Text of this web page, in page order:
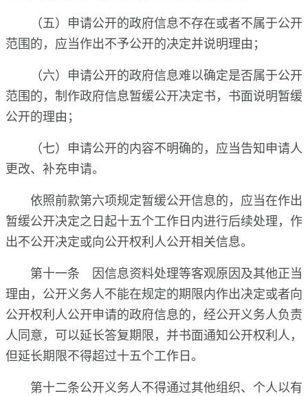
（五）申请公开的政府信息不存在或者不属于公开
范围的，应当作出不予公开的决定并说明理由；
（六）申请公开的政府信息难以确定是否属于公开
范围的，制作政府信息暂缓公开决定书，书面说明暂缓
公开的理由；
（七）申请公开的内容不明确的，应当告知申请人
更改、补充申请。
依照前款第六项规定暂缓公开信息的，应当在作出
暂缓公开决定之日起十五个工作日内进行后续处理，作
出不公开决定或向公开权利人公开相关信息。
第十一条 因信息资料处理等客观原因及其他正当
理由，公开义务人不能在规定的期限内作出决定或者向
公开权利人公开申请的政府信息的，经公开义务人负责
人同意，可以延长答复期限，并书面通知公开权利人，
但延长期限不得超过十五个工作日。
第十二条公开义务人不得通过其他组织、个人以有